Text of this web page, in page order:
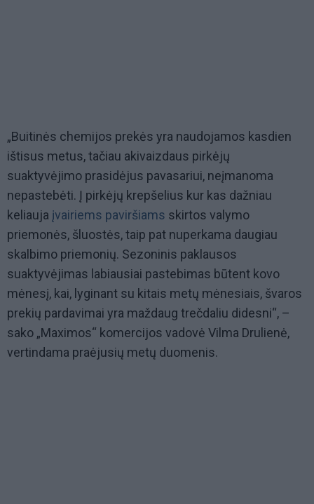
„Buitinės chemijos prekės yra naudojamos kasdien
ištisus metus, tačiau akivaizdaus pirkėjų
suaktyvėjimo prasidėjus pavasariui, neįmanoma
nepastebėti. Į pirkėjų krepšelius kur kas dažniau
keliauja įvairiems paviršiams skirtos valymo
priemonės, šluostės, taip pat nuperkama daugiau
skalbimo priemonių. Sezoninis paklausos
suaktyvėjimas labiausiai pastebimas būtent kovo
mėnesį, kai, lyginant su kitais metų mėnesiais, švaros
prekių pardavimai yra maždaug trečdaliu didesni“, –
sako „Maximos“ komercijos vadovė Vilma Drulienė,
vertindama praėjusių metų duomenis.